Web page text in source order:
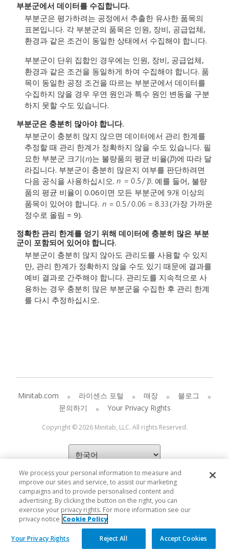
부분군에서 데이터를 수집합니다.
부분군은 평가하려는 공정에서 추출한 유사한 품목의
표본입니다. 각 부분군의 품목은 인원, 장비, 공급업체,
환경과 같은 조건이 동일한 상태에서 수집해야 합니다.
부분군이 단위 집합인 경우에는 인원, 장비, 공급업체,
환경과 같은 조건을 동일하게 하여 수집해야 합니다. 품
목이 동일한 공정 조건을 따르는 부분군에서 데이터를
수집하지 않을 경우 우연 원인과 특수 원인 변동을 구분
하지 못할 수도 있습니다.
부분군은 충분히 많아야 합니다.
부분군이 충분히 많지 않으면 데이터에서 관리 한계를
추정할 때 관리 한계가 정확하지 않을 수도 있습니다. 필
요한 부분군 크기( )는 불량품의 평균 비율( )에 따라 달
라집니다. 부분군이 충분히 많은지 여부를 판단하려면
다음 공식을 사용하십시오.
. 예를 들어, 불량
품의 평균 비율이 0.06이면 모든 부분군에 9개 이상의
품목이 있어야 합니다.
(가장 가까운
정수로 올림 = 9).
정확한 관리 한계를 얻기 위해 데이터에 충분히 많은 부분
군이 포함되어 있어야 합니다.
부분군이 충분히 많지 않아도 관리도를 사용할 수 있지
만, 관리 한계가 정확하지 않을 수도 있기 때문에 결과를
예비 결과로 간주해야 합니다. 관리도를 지속적으로 사
용하는 경우 충분히 많은 부분군을 수집한 후 관리 한계
를 다시 추정하십시오.
Minitab.com 라이센스 포털 매장
블로그
문의하기
Your Privacy Rights
Copyright © 2026 Minitab, LLC. All rights Reserved.
We process your personal information to measure and
improve our sites and service, to assist our marketing
campaigns and to provide personalised content and
advertising. By clicking the button on the right, you can
exercise your privacy rights. For more information see our
privacy notice Cookie Policy
Your Privacy Rights Reject All Accept Cookies